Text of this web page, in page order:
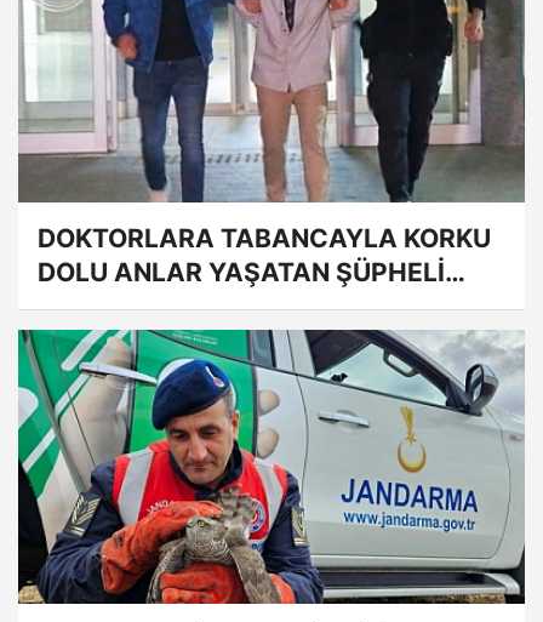
DOKTORLARA TABANCAYLA KORKU
DOLU ANLAR YAŞATAN ŞÜPHELİ
TUTUKLANDI